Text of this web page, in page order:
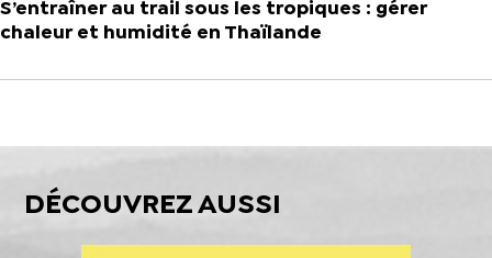
S’entraîner au trail sous les tropiques : gérer
chaleur et humidité en Thaïlande
DÉCOUVREZ AUSSI